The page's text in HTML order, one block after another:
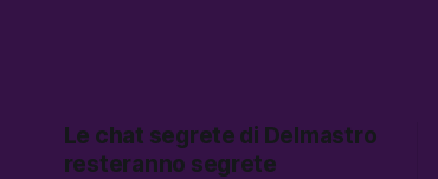
Le chat segrete di Delmastro
resteranno segrete